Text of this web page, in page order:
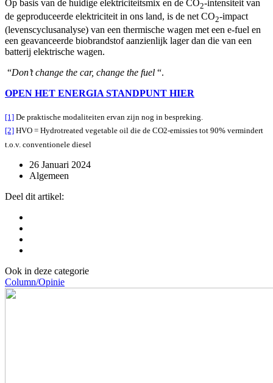
Op basis van de huidige elektriciteitsmix en de CO2-intensiteit van
de geproduceerde elektriciteit in ons land, is de net CO2-impact
(levenscyclusanalyse) van een thermische wagen met een e-fuel en
een geavanceerde biobrandstof aanzienlijk lager dan die van een
batterij elektrische wagen.
“Don’t change the car, change the fuel “.
OPEN HET ENERGIA STANDPUNT HIER
[1] De praktische modaliteiten ervan zijn nog in bespreking.
[2] HVO = Hydrotreated vegetable oil die de CO2-emissies tot 90% vermindert
t.o.v. conventionele diesel
26 Januari 2024
Algemeen
Deel dit artikel:
Ook in deze categorie
Column/Opinie